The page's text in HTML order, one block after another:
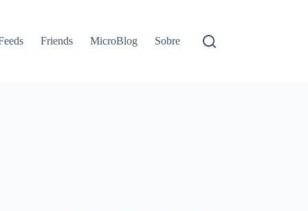
Friends MicroBlog Sobre